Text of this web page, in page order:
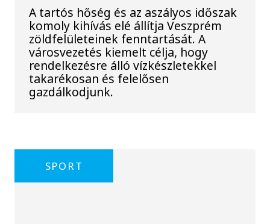
A tartós hőség és az aszályos időszak
komoly kihívás elé állítja Veszprém
zöldfelületeinek fenntartását. A
városvezetés kiemelt célja, hogy
rendelkezésre álló vízkészletekkel
takarékosan és felelősen
gazdálkodjunk.
SPORT